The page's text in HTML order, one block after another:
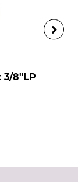
3/8"LP